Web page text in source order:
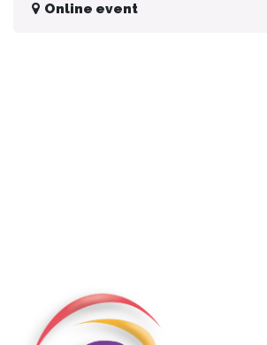
Online event